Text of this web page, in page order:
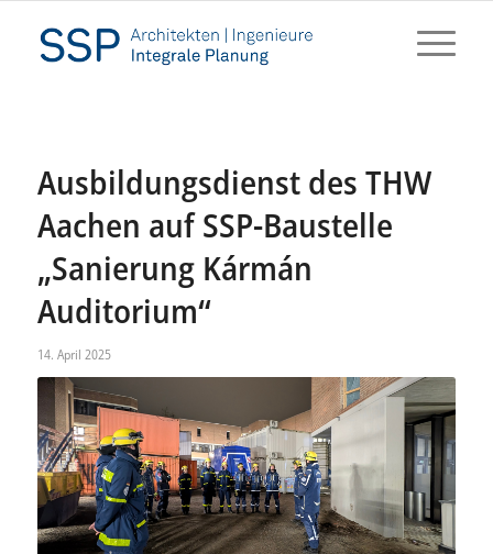
Ausbildungsdienst des THW
Aachen auf SSP-Baustelle
„Sanierung Kármán
Auditorium“
14. April 2025